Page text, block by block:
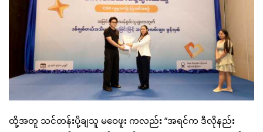
ထို့အတူ သင်တန်းပို့ချသူ မဝေဖူး ကလည်း “အရင်က ဒီလိုနည်း